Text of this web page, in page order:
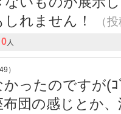
れません！
（
0人
）
ったのですが(
団の感じとか